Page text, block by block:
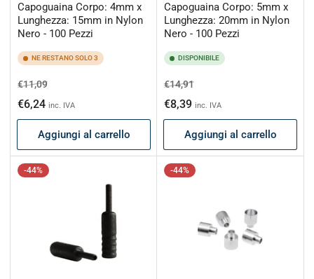
Capoguaina Corpo: 4mm x
Lunghezza: 15mm in Nylon
Nero - 100 Pezzi
NE RESTANO SOLO 3
Prezzo
di
listino
€11,09Prezzo
scontato
€6,24 inc. IVA
Aggiungi al carrello
Capoguaina Corpo: 5mm x
Lunghezza: 20mm in Nylon
Nero - 100 Pezzi
DISPONIBILE
Prezzo
di
listino
€14,91Prezzo
scontato
€8,39 inc. IVA
Aggiungi al carrello
-44% -44%